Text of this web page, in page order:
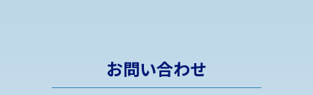
お問い合わせ